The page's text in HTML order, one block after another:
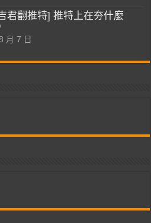
君翻推特] 推特上在夯什麼
月 7 日